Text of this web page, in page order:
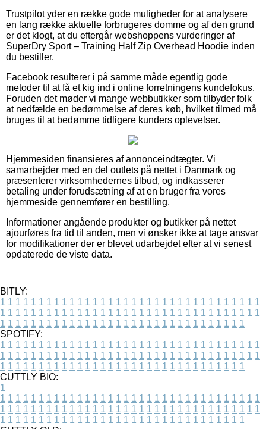
Trustpilot yder en række gode muligheder for at analysere
en lang række aktuelle forbrugeres domme og af den grund
er det klogt, at du eftergår webshoppens vurderinger af
SuperDry Sport – Training Half Zip Overhead Hoodie inden
du bestiller.
Facebook resulterer i på samme måde egentlig gode
metoder til at få et kig ind i online forretningens kundefokus.
Foruden det møder vi mange webbutikker som tilbyder folk
at nedfælde en bedømmelse af deres køb, hvilket tilmed må
bruges til at bedømme tidligere kunders oplevelser.
Hjemmesiden finansieres af annonceindtægter. Vi
samarbejder med en del outlets på nettet i Danmark og
præsenterer virksomhedernes tilbud, og indkasserer
betaling under forudsætning af at en bruger fra vores
hjemmeside gennemfører en bestilling.
Informationer angående produkter og butikker på nettet
ajourføres fra tid til anden, men vi ønsker ikke at tage ansvar
for modifikationer der er blevet udarbejdet efter at vi senest
opdaterede de viste data.
BITLY:
1 1 1 1 1 1 1 1 1 1 1 1 1 1 1 1 1 1 1 1 1 1 1 1 1 1 1 1 1 1 1 1 1 1
1 1 1 1 1 1 1 1 1 1 1 1 1 1 1 1 1 1 1 1 1 1 1 1 1 1 1 1 1 1 1 1 1 1
1 1 1 1 1 1 1 1 1 1 1 1 1 1 1 1 1 1 1 1 1 1 1 1 1 1 1 1 1 1 1 1
SPOTIFY:
1 1 1 1 1 1 1 1 1 1 1 1 1 1 1 1 1 1 1 1 1 1 1 1 1 1 1 1 1 1 1 1 1 1
1 1 1 1 1 1 1 1 1 1 1 1 1 1 1 1 1 1 1 1 1 1 1 1 1 1 1 1 1 1 1 1 1 1
1 1 1 1 1 1 1 1 1 1 1 1 1 1 1 1 1 1 1 1 1 1 1 1 1 1 1 1 1 1 1 1
CUTTLY BIO:
1
1 1 1 1 1 1 1 1 1 1 1 1 1 1 1 1 1 1 1 1 1 1 1 1 1 1 1 1 1 1 1 1 1 1
1 1 1 1 1 1 1 1 1 1 1 1 1 1 1 1 1 1 1 1 1 1 1 1 1 1 1 1 1 1 1 1 1 1
1 1 1 1 1 1 1 1 1 1 1 1 1 1 1 1 1 1 1 1 1 1 1 1 1 1 1 1 1 1 1 1